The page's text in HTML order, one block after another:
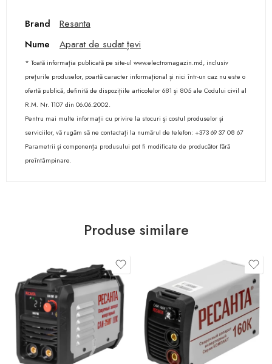
Brand
Resanta
Nume
Aparat de sudat țevi
* Toată informația publicată pe site-ul www.electromagazin.md, inclusiv
prețurile produselor, poartă caracter informațional și nici într-un caz nu este o
ofertă publică, definită de dispozițiile articolelor 681 și 805 ale Codului civil al
R.M. Nr. 1107 din 06.06.2002.
Pentru mai multe informații cu privire la stocuri și costul produselor și
serviciilor, vă rugăm să ne contactați la numărul de telefon: +373 69 37 08 67
Parametrii și componența produsului pot fi modificate de producător fără
preîntâmpinare.
Produse similare